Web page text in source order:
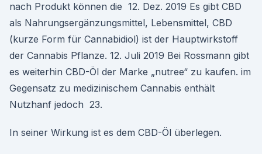
nach Produkt können die 12. Dez. 2019 Es gibt CBD
als Nahrungsergänzungsmittel, Lebensmittel, CBD
(kurze Form für Cannabidiol) ist der Hauptwirkstoff
der Cannabis Pflanze. 12. Juli 2019 Bei Rossmann gibt
es weiterhin CBD-Öl der Marke „nutree“ zu kaufen. im
Gegensatz zu medizinischem Cannabis enthält
Nutzhanf jedoch 23.
In seiner Wirkung ist es dem CBD-Öl überlegen.